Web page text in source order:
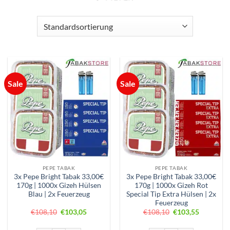
Sale
PEPE TABAK
3x Pepe Bright Tabak 33,00€
170g | 1000x Gizeh Hülsen
Blau | 2x Feuerzeug
€108,10 Ursprünglicher
€103,05Aktueller
Sale
PEPE TABAK
3x Pepe Bright Tabak 33,00€
170g | 1000x Gizeh Rot
Special Tip Extra Hülsen | 2x
Feuerzeug
€108,10 Ursprünglicher
€103,55Aktueller